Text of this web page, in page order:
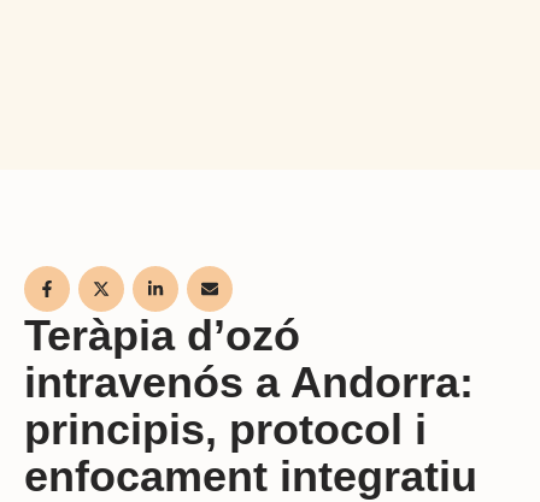
Teràpia d’ozó
intravenós a Andorra:
principis, protocol i
enfocament integratiu